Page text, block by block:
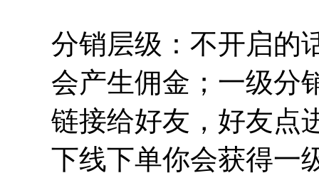
分销层级：不开启的
会产生佣金；一级分
链接给好友，好友点
下线下单你会获得一